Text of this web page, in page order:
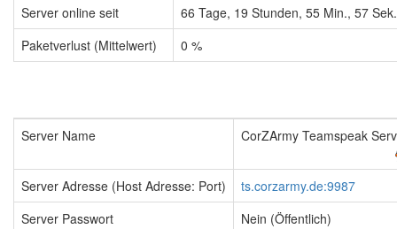
Server online seit
66 Tage, 19 Stunden, 55 Min., 58 Sek.
Paketverlust (Mittelwert)
0 %
Server Name CorZArmy Teamspeak
Server Adresse (Host Adresse: Port)
ts.corzarmy.de:9987
Server Passwort
Nein (Öffentlich)